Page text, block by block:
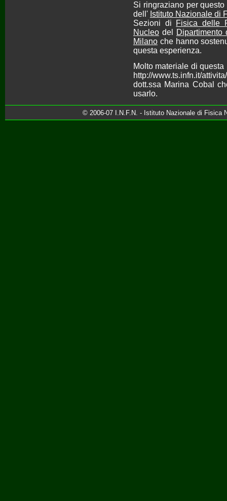
Si ringraziano per
dell' Istituto Nazionale di
Sezioni di
Fisica delle
Nucleodel
Milanoche hanno
questa esperienza.
Molto materiale di
http://www.ts.infn.it/
dott.ssa Marina Cobal
usarlo.
© 2006-07 I.N.F.N. - Istituto Nazionale di Fisica